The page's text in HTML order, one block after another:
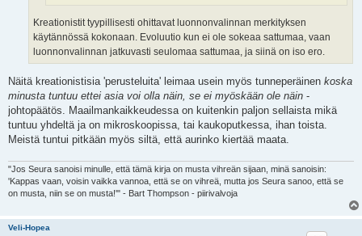
Kreationistit tyypillisesti ohittavat luonnonvalinnan merkityksen
käytännössä kokonaan. Evoluutio kun ei ole sokeaa sattumaa, vaan
luonnonvalinnan jatkuvasti seulomaa sattumaa, ja siinä on iso ero.
Näitä kreationistisia 'perusteluita' leimaa usein myös tunneperäinen koska
minusta tuntuu ettei asia voi olla näin, se ei myöskään ole näin -
johtopäätös. Maailmankaikkeudessa on kuitenkin paljon sellaista mikä
tuntuu yhdeltä ja on mikroskoopissa, tai kaukoputkessa, ihan toista.
Meistä tuntui pitkään myös siltä, että aurinko kiertää maata.
"Jos Seura sanoisi minulle, että tämä kirja on musta vihreän sijaan, minä sanoisin:
'Kappas vaan, voisin vaikka vannoa, että se on vihreä, mutta jos Seura sanoo, että se
on musta, niin se on musta!'" - Bart Thompson - piirivalvoja
Veli-Hopea